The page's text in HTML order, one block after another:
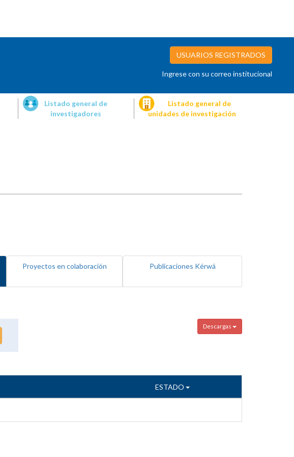
USUARIOS REGISTRADOS
Ingrese con su correo institucional
Listado general de
investigadores
Listado general de
unidades de investigación
Proyectos en colaboración Publicaciones Kérwá
Descargas
ESTADO